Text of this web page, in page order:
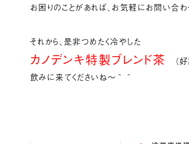
お困りのことがあれば、お気軽にお問い合わ
それから、是非つめたく冷やした
カノデンキ特製ブレンド茶
（
飲みに来てくださいね～＾＾